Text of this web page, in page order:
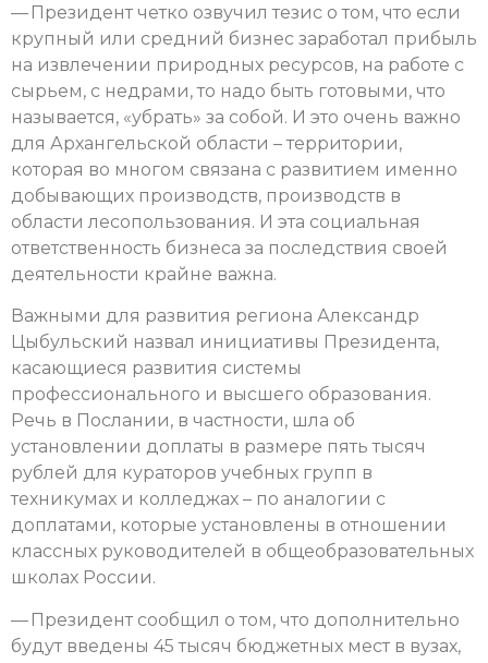
— Президент четко озвучил тезис о том, что если
крупный или средний бизнес заработал прибыль
на извлечении природных ресурсов, на работе с
сырьем, с недрами, то надо быть готовыми, что
называется, «убрать» за собой. И это очень важно
для Архангельской области – территории,
которая во многом связана с развитием именно
добывающих производств, производств в
области лесопользования. И эта социальная
ответственность бизнеса за последствия своей
деятельности крайне важна.
Важными для развития региона Александр
Цыбульский назвал инициативы Президента,
касающиеся развития системы
профессионального и высшего образования.
Речь в Послании, в частности, шла об
установлении доплаты в размере пять тысяч
рублей для кураторов учебных групп в
техникумах и колледжах – по аналогии с
доплатами, которые установлены в отношении
классных руководителей в общеобразовательных
школах России.
— Президент сообщил о том, что дополнительно
будут введены 45 тысяч бюджетных мест в вузах,